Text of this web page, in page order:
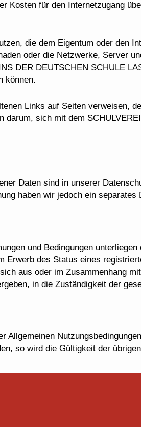
Kosten für den Internetzugang
die dem Eigentum oder den
oder die Netzwerke, Server
DER DEUTSCHEN SCHULE
können.
Links auf Seiten verweisen,
sich mit dem
Daten sind in unserer
haben wir jedoch ein separates
und Bedingungen
Erwerb des Status eines
aus oder im Zusammenhang
in die Zuständigkeit der
Allgemeinen
so wird die Gültigkeit der